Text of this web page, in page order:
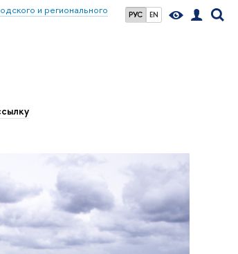
РУС EN
и регионального